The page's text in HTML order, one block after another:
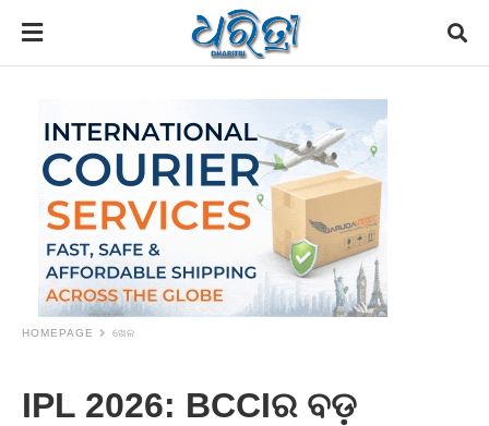
HOMEPAGE ଖେଳ
IPL 2026: BCCIର ବଡ଼